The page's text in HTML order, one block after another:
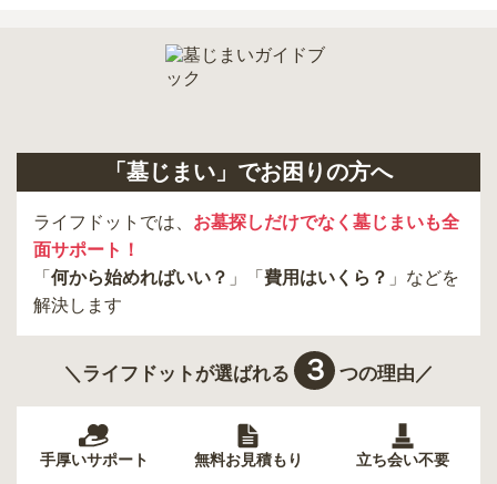
町田市 府中市
昭島市
葛飾区 墨田区
杉並区
「墓じまい」でお困りの方へ
ライフドットでは、 お墓探しだけでなく墓じまいも全
面サポート！
「 何から始めればいい？ 」「 費用はいくら？ 」などを
解決します
＼ライフドットが選ばれる ３ つの理由／
手厚いサポート 無料お見積もり 立ち会い不要